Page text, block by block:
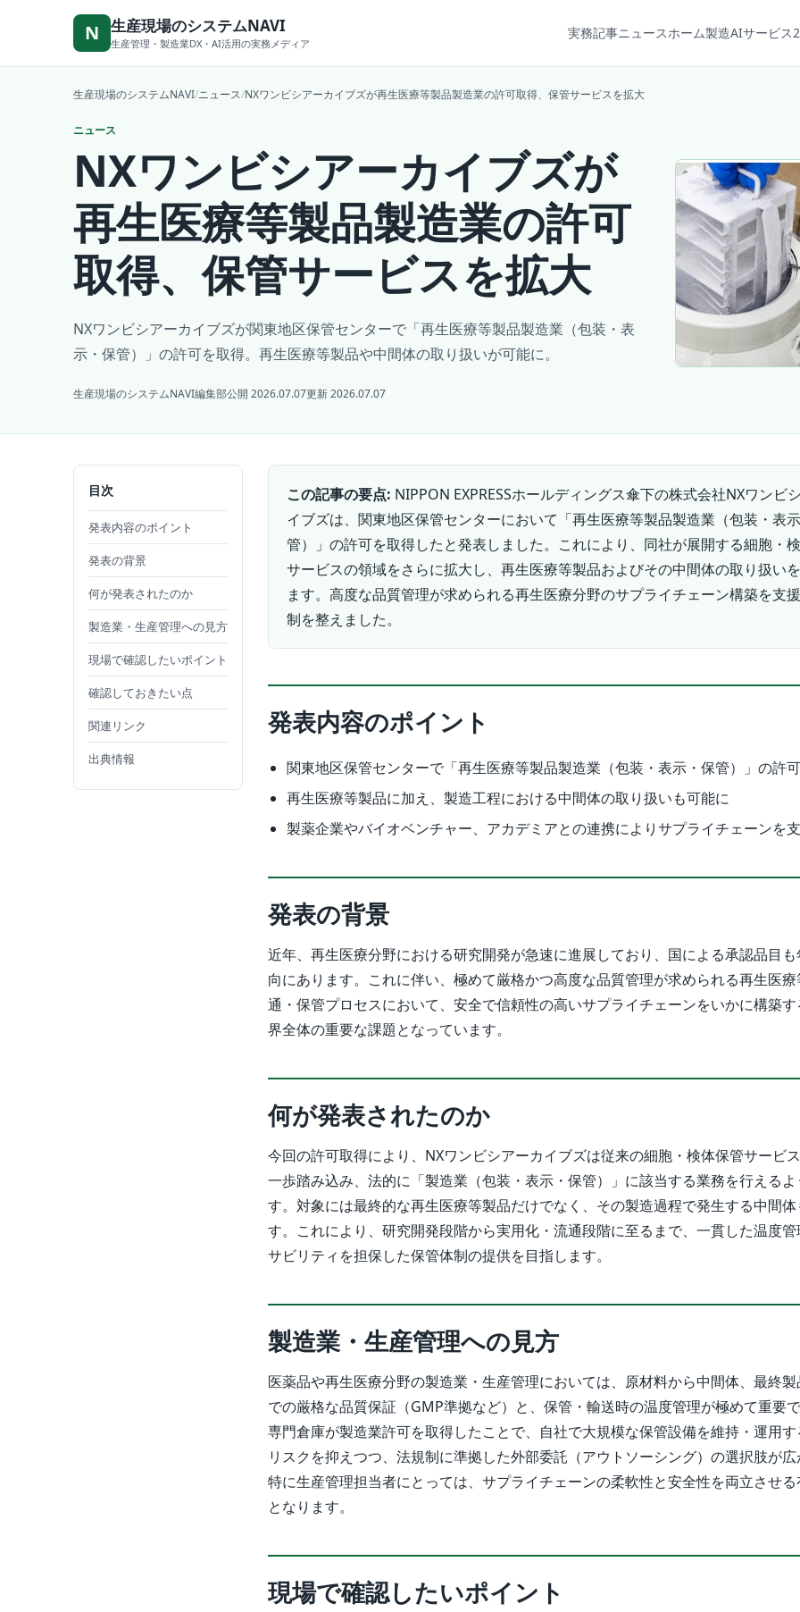
N 生産現場のシステムNAVI
生産管理・製造業DX・AI活用の実務メディア
実務記事ニュースホーム製造AIサービス
生産現場のシステムNAVI/ニュース/NXワンビシアーカイブズが再生医療等製品製造業の許可取得、保管サービスを拡大
ニュース
NXワンビシアーカイブズが
再生医療等製品製造業の許可
取得、保管サービスを拡大
NXワンビシアーカイブズが関東地区保管センターで「再生医療等製品製造業（包装・表
示・保管）」の許可を取得。再生医療等製品や中間体の取り扱いが可能に。
生産現場のシステムNAVI編集部公開 2026.07.07更新 2026.07.07
目次
発表内容のポイント
発表の背景
何が発表されたのか
製造業・生産管理への見方
現場で確認したいポイント
確認しておきたい点
関連リンク
出典情報
この記事の要点: NIPPON EXPRESSホールディングス傘下の株式会社NXワンビ
イブズは、関東地区保管センターにおいて「再生医療等製品製造業（包装・表
管）」の許可を取得したと発表しました。これにより、同社が展開する細胞・
サービスの領域をさらに拡大し、再生医療等製品およびその中間体の取り扱い
ます。高度な品質管理が求められる再生医療分野のサプライチェーン構築を支
制を整えました。
発表内容のポイント
関東地区保管センターで「再生医療等製品製造業（包装・表示・保管）」の許
再生医療等製品に加え、製造工程における中間体の取り扱いも可能に
製薬企業やバイオベンチャー、アカデミアとの連携によりサプライチェーンを
発表の背景
近年、再生医療分野における研究開発が急速に進展しており、国による承認品目
向にあります。これに伴い、極めて厳格かつ高度な品質管理が求められる再生医
通・保管プロセスにおいて、安全で信頼性の高いサプライチェーンをいかに構築
界全体の重要な課題となっています。
何が発表されたのか
今回の許可取得により、NXワンビシアーカイブズは従来の細胞・検体保管サービ
一歩踏み込み、法的に「製造業（包装・表示・保管）」に該当する業務を行えるよ
す。対象には最終的な再生医療等製品だけでなく、その製造過程で発生する中間体
す。これにより、研究開発段階から実用化・流通段階に至るまで、一貫した温度
サビリティを担保した保管体制の提供を目指します。
製造業・生産管理への見方
医薬品や再生医療分野の製造業・生産管理においては、原材料から中間体、最終製
での厳格な品質保証（GMP準拠など）と、保管・輸送時の温度管理が極めて重要
専門倉庫が製造業許可を取得したことで、自社で大規模な保管設備を維持・運用
リスクを抑えつつ、法規制に準拠した外部委託（アウトソーシング）の選択肢が広
特に生産管理担当者にとっては、サプライチェーンの柔軟性と安全性を両立させ
となります。
現場で確認したいポイント